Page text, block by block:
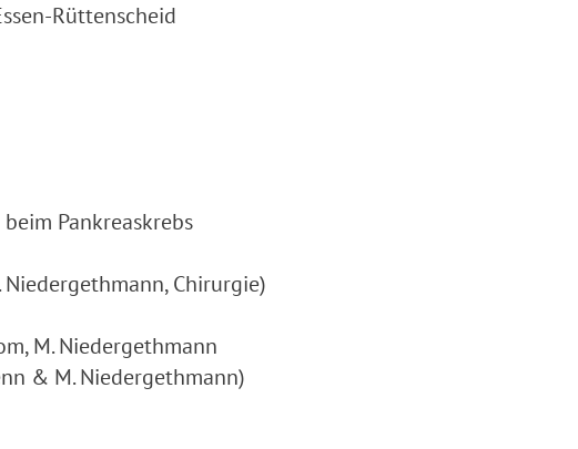
Rüttenscheid
Pankreaskrebs
Chirurgie)
M. Niedergethmann
& M. Niedergethmann)